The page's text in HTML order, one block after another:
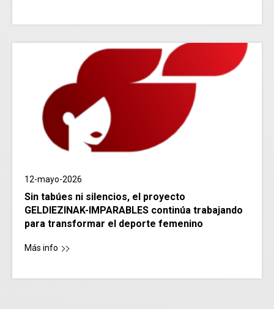
12-mayo-2026
Sin tabúes ni silencios, el proyecto
GELDIEZINAK-IMPARABLES continúa trabajando
para transformar el deporte femenino
Más info